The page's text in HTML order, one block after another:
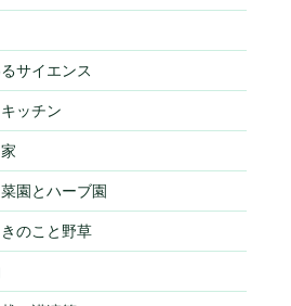
サイエンス
ッチン
園とハーブ園
のこと野草